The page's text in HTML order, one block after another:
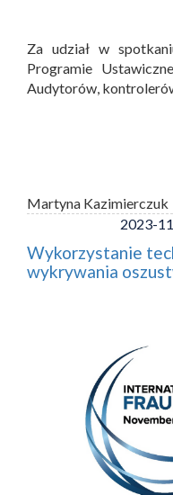
Za udział w
Programie
Audytorów,
Martyna Kazimierczuk
2023-
Wykorzystanie
wykrywania